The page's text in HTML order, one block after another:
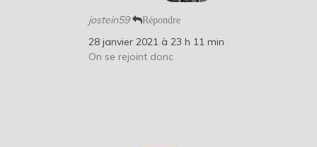
jostein59 Répondre
28 janvier 2021 à 23 h 11 min
On se rejoint donc